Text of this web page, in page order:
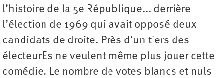
l’histoire de la 5e République... derrière
l’élection de 1969 qui avait opposé deux
candidats de droite. Près d’un tiers des
électeurEs ne veulent même plus jouer cette
comédie. Le nombre de votes blancs et nuls